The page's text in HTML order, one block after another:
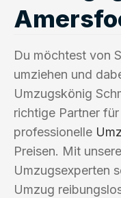
Du möchtest von
umziehen und
Umzugskönig
richtige Partner
professionelle
Preisen. Mit
Umzugsexperten
Umzug